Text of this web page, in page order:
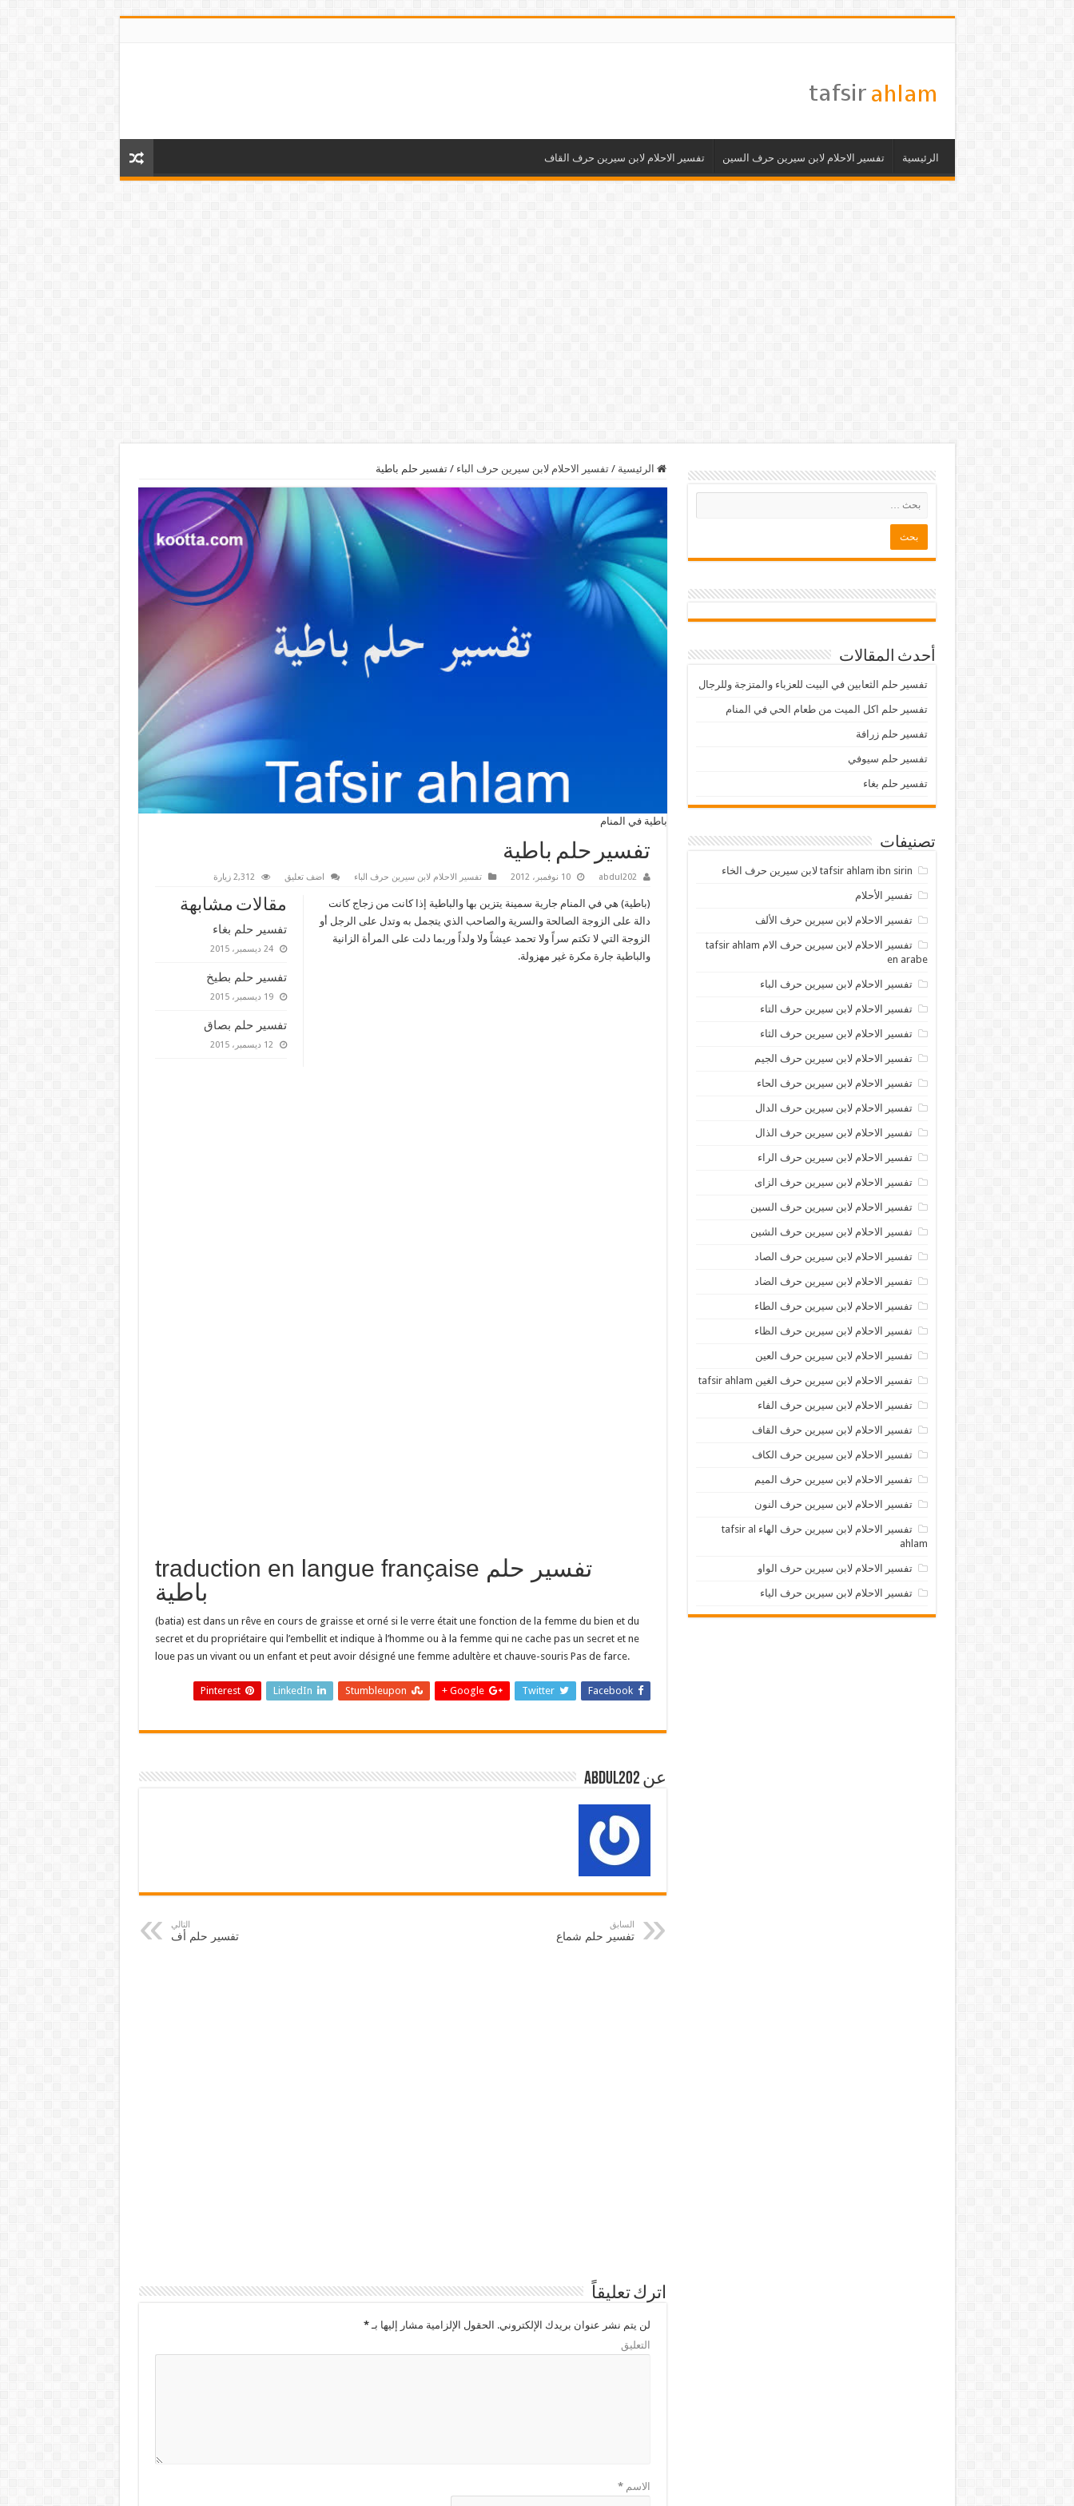
الرئيسية تفسير الاحلام لابن سيرين حرف السين تفسير الاحلام لابن سيرين حرف القاف
الرئيسية / تفسير الاحلام لابن سيرين حرف الباء / تفسير حلم باطية
باطية في المنام
تفسير حلم باطية
abdul202 10 نوفمبر، 2012 تفسير الاحلام لابن سيرين حرف الباء اضف تعليق 2,312 زيارة
مقالات مشابهة
تفسير حلم بغاء
24 ديسمبر، 2015
تفسير حلم بطيخ
19 ديسمبر، 2015
تفسير حلم بصاق
12 ديسمبر، 2015
(باطية) هي في المنام جارية سمينة يتزين بها والباطية إذا كانت من زجاج كانت
دالة على الزوجة الصالحة والسرية والصاحب الذي يتجمل به وتدل على الرجل أو
الزوجة التي لا تكتم سراً ولا تحمد عيشاً ولا ولداً وربما دلت على المرأة الزانية
والباطية جارة مكرة غير مهزولة.
traduction en langue française تفسير حلم
باطية
(batia) est dans un rêve en cours de graisse et orné si le verre était une fonction de la femme du bien et du
secret et du propriétaire qui l’embellit et indique à l’homme ou à la femme qui ne cache pas un secret et ne
loue pas un vivant ou un enfant et peut avoir désigné une femme adultère et chauve-souris Pas de farce.
Facebook
Twitter
Google +
Stumbleupon
LinkedIn
Pinterest
عن abdul202
السابق
تفسير حلم شماع
التالي
تفسير حلم أف
اترك تعليقاً
لن يتم نشر عنوان بريدك الإلكتروني. الحقول الإلزامية مشار إليها بـ*
التعليق
الاسم*
أحدث المقالات
تفسير حلم الثعابين في البيت للعزباء والمتزجة وللرجال
تفسير حلم اكل الميت من طعام الحي في المنام
تفسير حلم زرافة
تفسير حلم سيوفي
تفسير حلم بغاء
تصنيفات
tafsir ahlam ibn sirin لابن سيرين حرف الخاء
تفسير الأحلام
تفسير الاحلام لابن سيرين حرف الألف
تفسير الاحلام لابن سيرين حرف الام tafsir ahlam
en arabe
تفسير الاحلام لابن سيرين حرف الباء
تفسير الاحلام لابن سيرين حرف التاء
تفسير الاحلام لابن سيرين حرف الثاء
تفسير الاحلام لابن سيرين حرف الجيم
تفسير الاحلام لابن سيرين حرف الحاء
تفسير الاحلام لابن سيرين حرف الدال
تفسير الاحلام لابن سيرين حرف الذال
تفسير الاحلام لابن سيرين حرف الراء
تفسير الاحلام لابن سيرين حرف الزاى
تفسير الاحلام لابن سيرين حرف السين
تفسير الاحلام لابن سيرين حرف الشين
تفسير الاحلام لابن سيرين حرف الصاد
تفسير الاحلام لابن سيرين حرف الضاد
تفسير الاحلام لابن سيرين حرف الطاء
تفسير الاحلام لابن سيرين حرف الظاء
تفسير الاحلام لابن سيرين حرف العين
تفسير الاحلام لابن سيرين حرف الغين tafsir ahlam
تفسير الاحلام لابن سيرين حرف الفاء
تفسير الاحلام لابن سيرين حرف القاف
تفسير الاحلام لابن سيرين حرف الكاف
تفسير الاحلام لابن سيرين حرف الميم
تفسير الاحلام لابن سيرين حرف النون
تفسير الاحلام لابن سيرين حرف الهاء tafsir al
ahlam
تفسير الاحلام لابن سيرين حرف الواو
تفسير الاحلام لابن سيرين حرف الياء